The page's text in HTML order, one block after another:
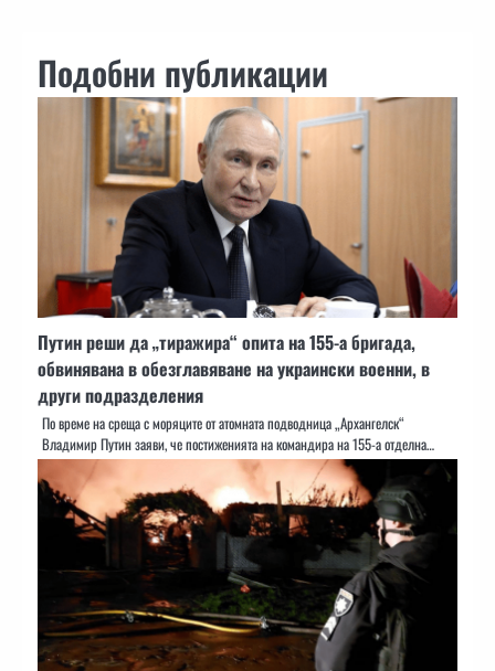
Подобни публикации
Путин реши да „тиражира“ опита на 155-а бригада,
обвинявана в обезглавяване на украински военни, в
други подразделения
По време на среща с моряците от атомната подводница „Архангелск“
Владимир Путин заяви, че постиженията на командира на 155-а отделна…